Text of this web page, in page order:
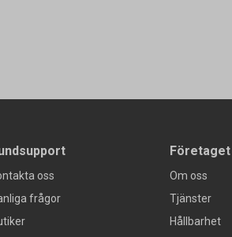
oss
frågor
Företaget
Om oss
Tjänster
Hållbarhet